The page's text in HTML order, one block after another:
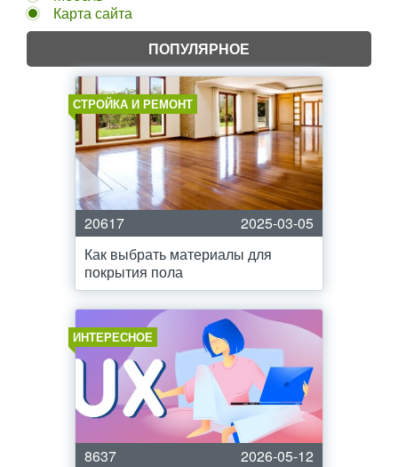
Карта сайта
ПОПУЛЯРНОЕ
СТРОЙКА И РЕМОНТ
20617
2025-03-05
Как выбрать материалы для
покрытия пола
ИНТЕРЕСНОЕ
8637
2026-05-12